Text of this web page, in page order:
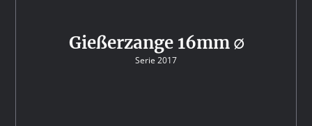
Gießerzange 16mm ∅
Serie 2017